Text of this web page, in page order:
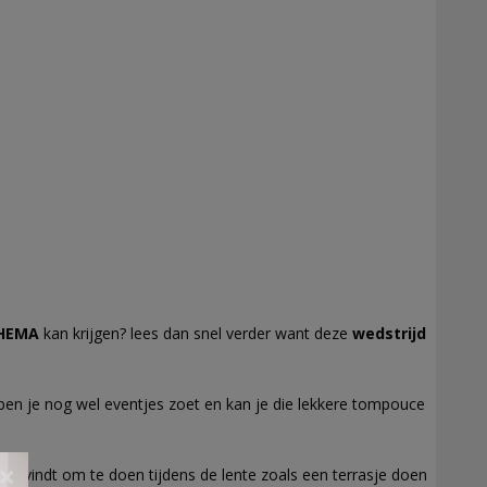
kan krijgen? lees dan snel verder want deze wedstrijd
je nog wel eventjes zoet en kan je die lekkere tompouce
vindt om te doen tijdens de lente zoals een terrasje doen
×